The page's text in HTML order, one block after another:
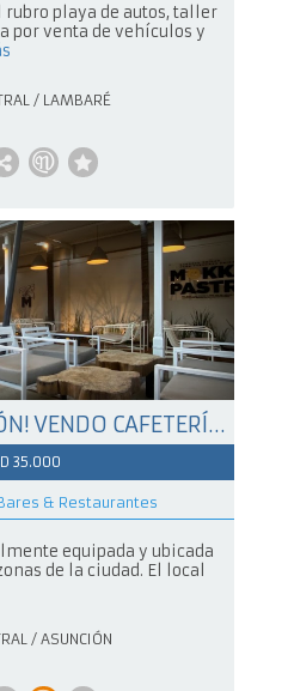
rubro playa de autos, taller
por venta de vehículos y
/ LAMBARÉ
PRECIO LIQUIDACIÓN! VENDO CAFETERÍA – EXCELENTE UBICACIÓN
35.000
& Restaurantes
equipada y ubicada
de la ciudad. El local
/ ASUNCIÓN